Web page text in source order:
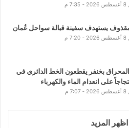
يستهدف سفينة قبالة سواحل عُمان
بخنفر يقطعون الخط الدائري في
على انعدام الماء والكهرباء
اظهر المزيد